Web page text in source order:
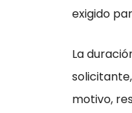
exigido
La
motivo,